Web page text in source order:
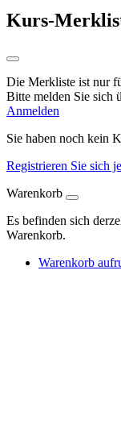
Kurs-
Die Merkliste ist nur
Bitte melden Sie sich
Anmelden
Sie haben noch kein
Registrieren Sie sich
Warenkorb
Es befinden sich
Warenkorb.
Warenkorb